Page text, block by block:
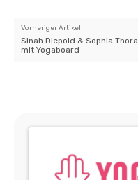
Vorheriger Artikel
Sinah Diepold & Sophia Thora
mit Yogaboard